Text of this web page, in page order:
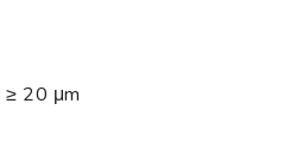
≥ 20 μm